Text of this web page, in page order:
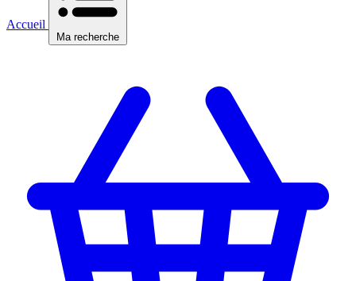
Accueil
Ma recherche